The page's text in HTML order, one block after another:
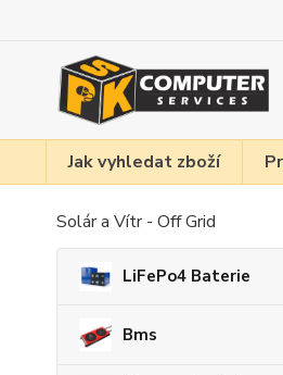
Jak vyhledat zboží
Solár a Vítr - Off Grid
LiFePo4 Baterie
Bms